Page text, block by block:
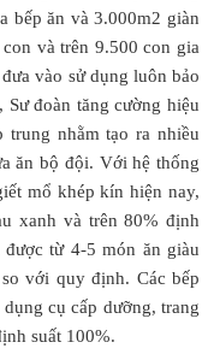
bếp ăn và 3.000m2 giàn
và trên 9.500 con gia
vào sử dụng luôn bảo
đoàn tăng cường hiệu
trung nhằm tạo ra nhiều
ăn bộ đội. Với hệ thống
mổ khép kín hiện nay,
xanh và trên 80% định
từ 4-5 món ăn giàu
với quy định. Các bếp
cụ cấp dưỡng, trang
suất 100%.